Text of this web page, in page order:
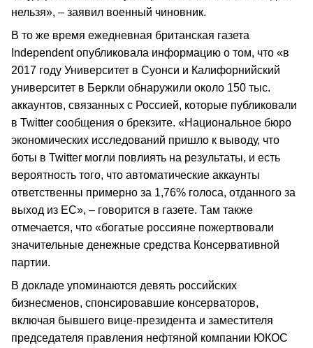
нельзя», – заявил военный чиновник.
В то же время ежедневная британская газета
Independent опубликовала информацию о том, что «в
2017 году Университет в Суонси и Калифорнийский
университет в Беркли обнаружили около 150 тыс.
аккаунтов, связанных с Россией, которые публиковали
в Twitter сообщения о брекзите. «Национальное бюро
экономических исследований пришло к выводу, что
боты в Twitter могли повлиять на результаты, и есть
вероятность того, что автоматические аккаунты
ответственны примерно за 1,76% голоса, отданного за
выход из ЕС», – говорится в газете. Там также
отмечается, что «богатые россияне пожертвовали
значительные денежные средства Консервативной
партии.
В докладе упоминаются девять российских
бизнесменов, спонсировавшие консерваторов,
включая бывшего вице-президента и заместителя
председателя правления нефтяной компании ЮКОС